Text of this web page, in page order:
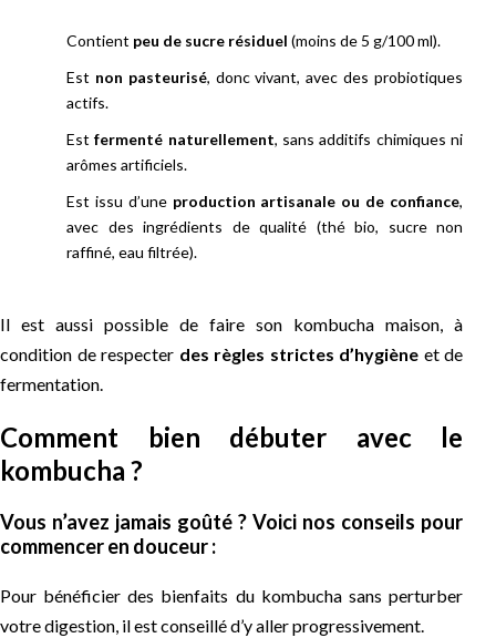
Contient peu de sucre résiduel (moins de 5 g/100 ml).
Est non pasteurisé, donc vivant, avec des probiotiques
actifs.
Estfermenté naturellement, sans additifs chimiques ni
arômes artificiels.
Est issu d’une production artisanale ou de confiance,
avec des ingrédients de qualité (thé bio, sucre non
raffiné, eau filtrée).
Il est aussi possible de faire son kombucha maison, à
condition de respecter des règles strictes d’hygiène et de
fermentation.
Comment bien débuter avec le
kombucha ?
Vous n’avez jamais goûté ? Voici nos conseils pour
commencer en douceur :
Pour bénéficier des bienfaits du kombucha sans perturber
votre digestion, il est conseillé d’y aller progressivement.